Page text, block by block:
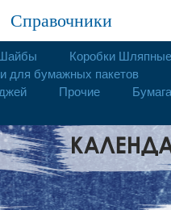
Справочники
Коробки Шляпные
для бумажных пакетов
Прочие